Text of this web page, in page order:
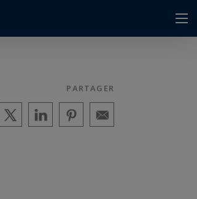
PARTAGER